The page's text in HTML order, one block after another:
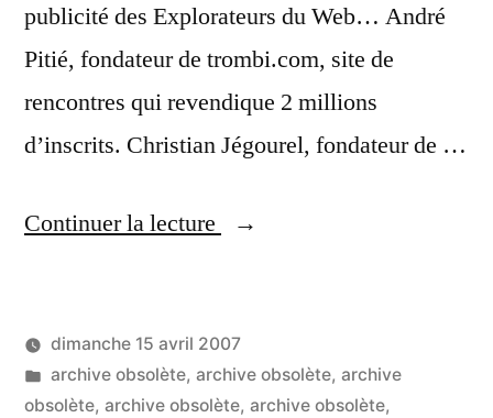
publicité des Explorateurs du Web… André
Pitié, fondateur de trombi.com, site de
rencontres qui revendique 2 millions
d’inscrits. Christian Jégourel, fondateur de …
Continuer la lecture
« Open
lieu
où
Publié
par
LucL
dimanche 15 avril 2007
Publié
dans
archive obsolète, archive obsolète, archive
obsolète, archive obsolète, archive obsolète,